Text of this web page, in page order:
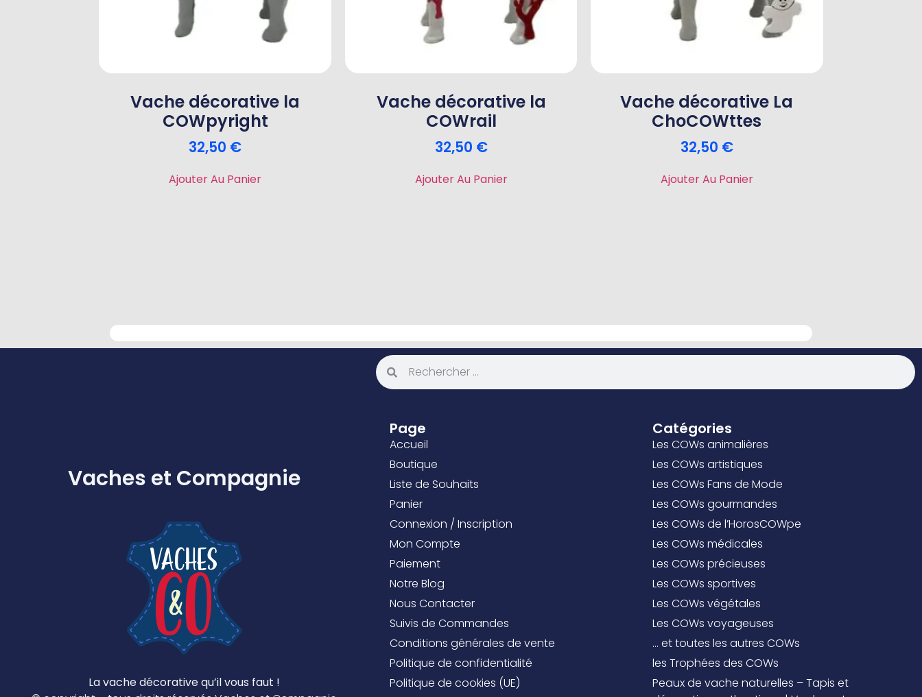
Vache décorative la
COWpyright
32,50 €
Ajouter Au Panier
Vache décorative la
COWrail
32,50 €
Ajouter Au Panier
Vache décorative La
ChoCOWttes
32,50 €
Ajouter Au Panier
Vaches et Compagnie
La vache décorative qu’il vous faut !
Page
Accueil
Boutique
Liste de Souhaits
Panier
Connexion / Inscription
Mon Compte
Paiement
Notre Blog
Nous Contacter
Suivis de Commandes
Conditions générales de vente
Politique de confidentialité
Politique de cookies (UE)
Catégories
Les COWs animalières
Les COWs artistiques
Les COWs Fans de Mode
Les COWs gourmandes
Les COWs de l’HorosCOWpe
Les COWs médicales
Les COWs précieuses
Les COWs sportives
Les COWs végétales
Les COWs voyageuses
… et toutes les autres COWs
les Trophées des COWs
Peaux de vache naturelles – Tapis et